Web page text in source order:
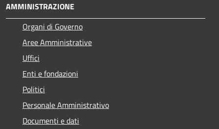
AMMINISTRAZIONE
Organi di Governo
Aree Amministrative
Uffici
Enti e fondazioni
Politici
Personale Amministrativo
Documenti e dati